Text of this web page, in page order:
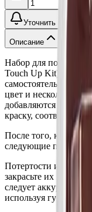
Уточнить наличие
Описание
Набор для
Touch Up Kit) был
самостоятельного
цвет и несколько
добавляются в
краску,
После того, как
следующие
Потертости и
закрасьте их
следует аккуратно
используя губку.